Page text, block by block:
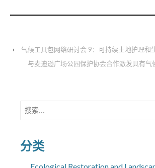
‹
气候工具包网络研讨会 9：可持续土地护理和
与麦迪逊广场公园保护协会合作激发具有气
搜
分类